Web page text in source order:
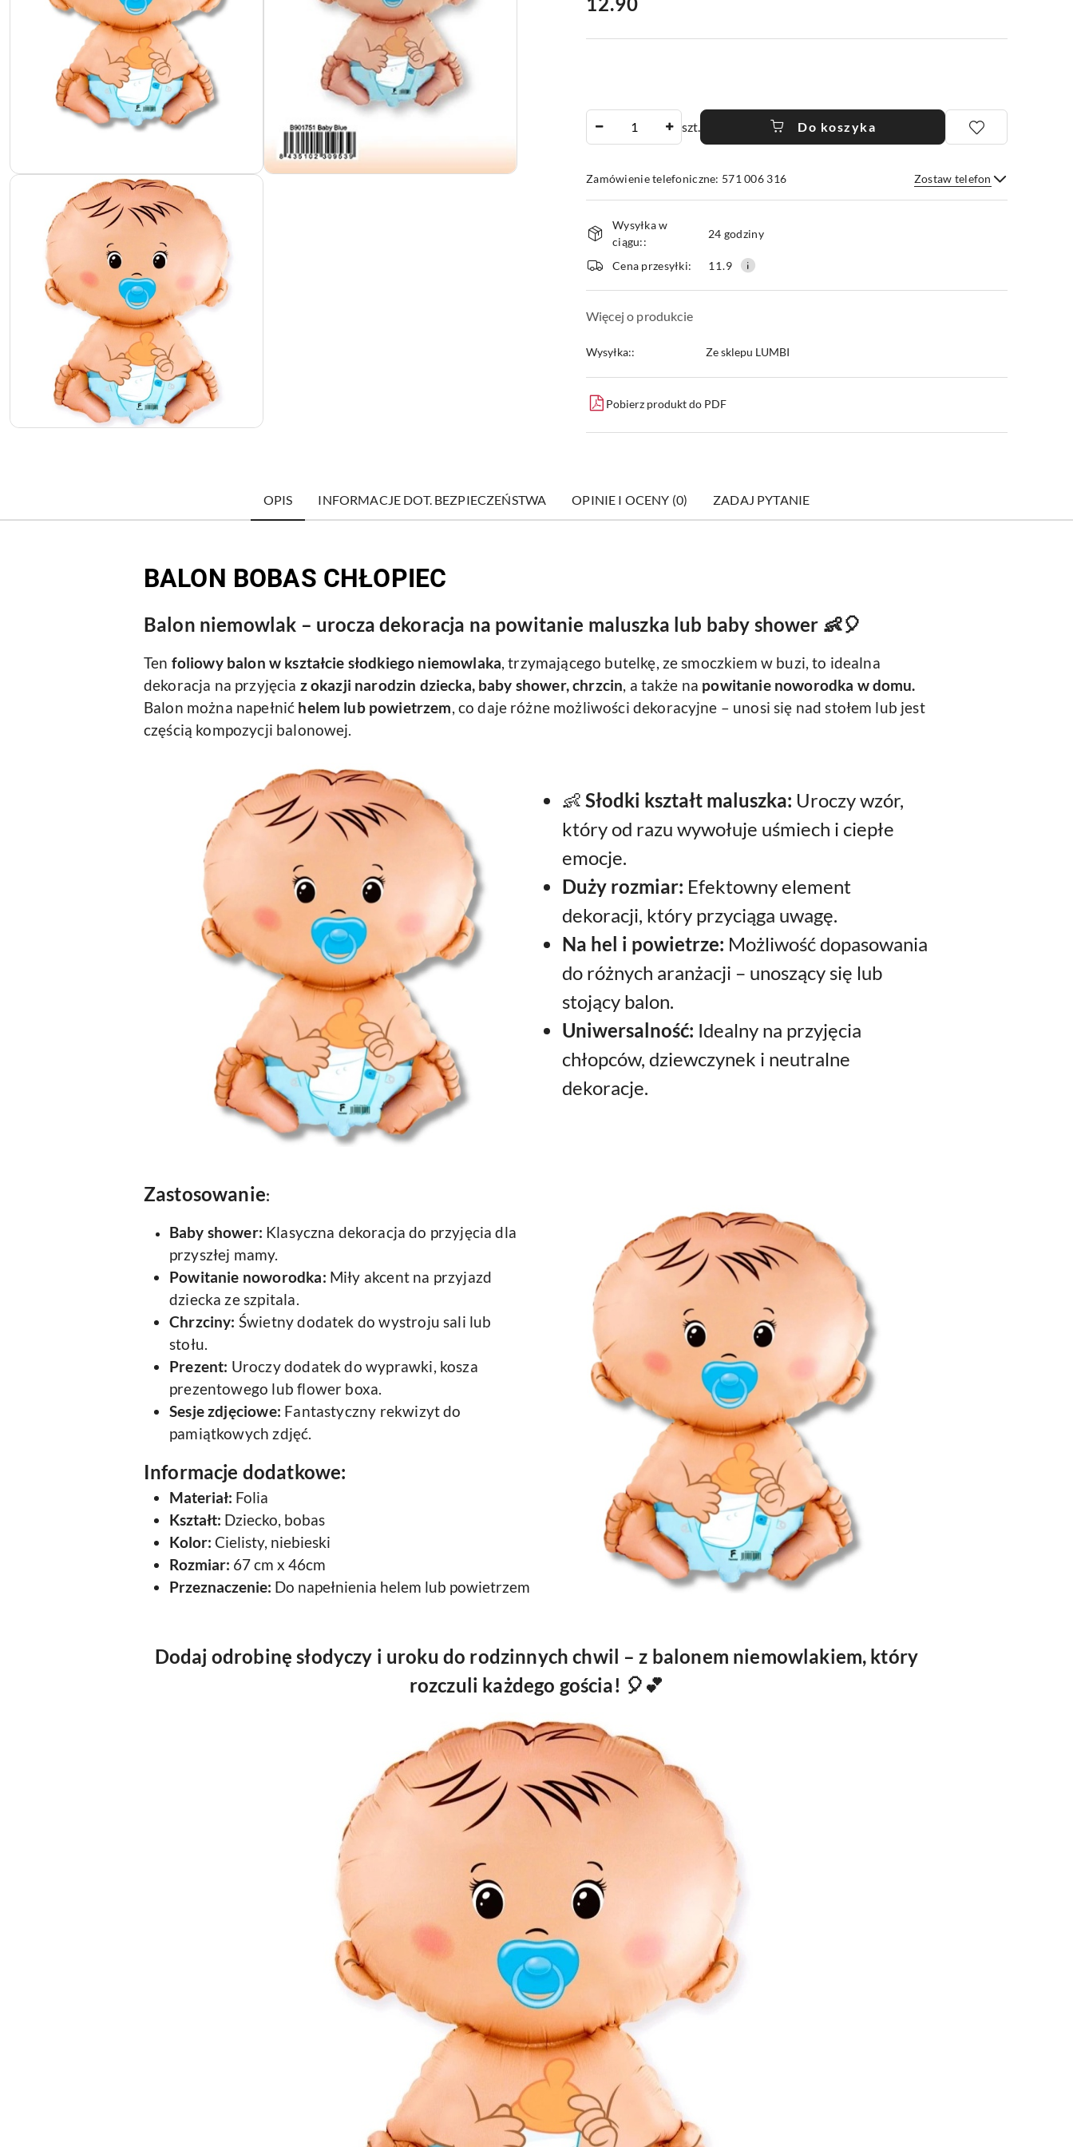
szt. Do koszyka
Zamówienie telefoniczne: 571 006 316 Zostaw telefon
Wyślij
i
dostawa
Wysyłka w
ciągu::
24 godziny
Cena przesyłki: 11.9
Więcej o produkcie
Wysyłka:: Ze sklepu LUMBI
Pobierz produkt do PDF
OPIS INFORMACJE DOT. BEZPIECZEŃSTWA OPINIE I OCENY (0) ZADAJ PYTANIE
BALON BOBAS CHŁOPIEC
Balon niemowlak – urocza dekoracja na powitanie maluszka lub baby shower 👶🎈
Ten foliowy balon w kształcie słodkiego niemowlaka, trzymającego butelkę, ze smoczkiem w buzi, to idealna
dekoracja na przyjęcia z okazji narodzin dziecka, baby shower, chrzcin, a także na powitanie noworodka w domu.
Balon można napełnić helem lub powietrzem, co daje różne możliwości dekoracyjne – unosi się nad stołem lub jest
częścią kompozycji balonowej.
👶 Słodki kształt maluszka: Uroczy wzór,
który od razu wywołuje uśmiech i ciepłe
emocje.
Duży rozmiar: Efektowny element
dekoracji, który przyciąga uwagę.
Na hel i powietrze: Możliwość dopasowania
do różnych aranżacji – unoszący się lub
stojący balon.
Uniwersalność: Idealny na przyjęcia
chłopców, dziewczynek i neutralne
dekoracje.
Zastosowanie:
Baby shower: Klasyczna dekoracja do przyjęcia dla
przyszłej mamy.
Powitanie noworodka: Miły akcent na przyjazd
dziecka ze szpitala.
Chrzciny: Świetny dodatek do wystroju sali lub
stołu.
Prezent: Uroczy dodatek do wyprawki, kosza
prezentowego lub flower boxa.
Sesje zdjęciowe: Fantastyczny rekwizyt do
pamiątkowych zdjęć.
Informacje dodatkowe:
Materiał: Folia
Kształt: Dziecko, bobas
Kolor: Cielisty, niebieski
Rozmiar: 67 cm x 46cm
Przeznaczenie: Do napełnienia helem lub powietrzem
Dodaj odrobinę słodyczy i uroku do rodzinnych chwil – z balonem niemowlakiem, który
rozczuli każdego gościa! 🎈💕